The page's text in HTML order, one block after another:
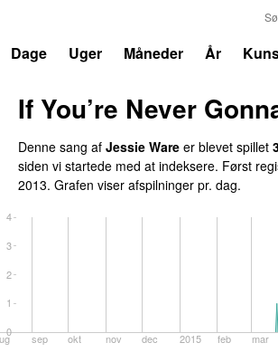
Dage
Uger Måneder År
If You’re Never
Denne sang af Jessie Ware er blevet spillet
siden vi startede med at indeksere. Først
2013. Grafen viser afspilninger pr. dag.
sep okt nov dec 2015 feb mar
0
1
2
3
4